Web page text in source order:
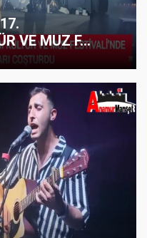
VE MUZ F...